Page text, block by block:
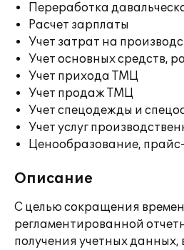
Переработка
Расчет зарплаты
Учет затрат на
Учет основных средств,
Учет прихода ТМЦ
Учет продаж ТМЦ
Учет спецодежды и
Учет услуг
Ценообразование,
Описание
С целью сокращения
регламентированной
получения учетных данных,